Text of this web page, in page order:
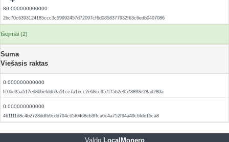
80.000000000000
2bc70c6393124185ccc3c59992457d72097cf6d0858377932f63c6edb0407086
Išėjimai (2)
Suma
Viešasis raktas
0.000000000000
fc05e35a517ed86befdd63a51ce7a1ecc2e68cc957f75b2e9578893e28ad280a
0.000000000000
461111d8c4b2728ddfb9cdd794c65f0468eb3ffca6c4a752f94a49c6fde15ca8
ValdoLocalMonero